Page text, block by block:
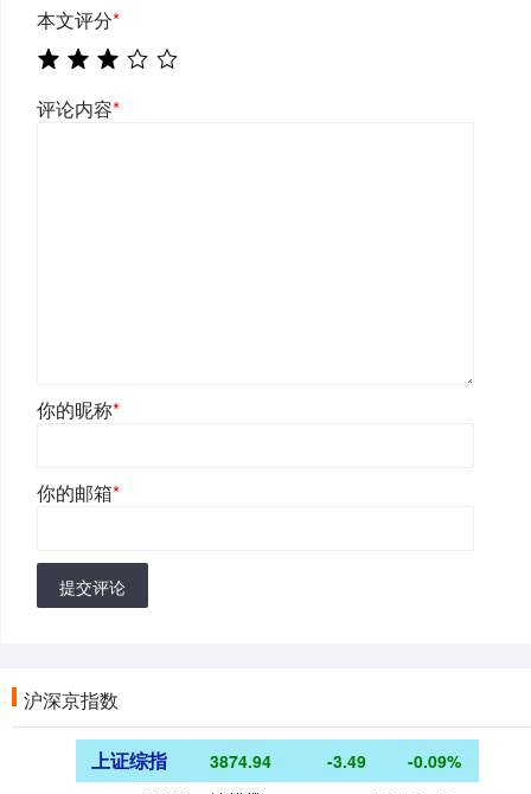
本文评分*
评论内容*
你的昵称*
你的邮箱*
提交评论
沪深京指数
上证综指 3874.94 -3.49 -0.09%